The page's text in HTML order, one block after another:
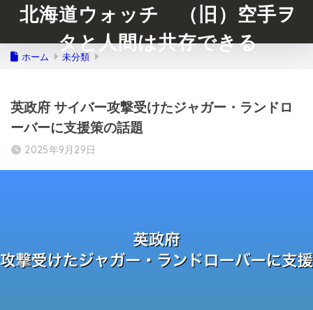
北海道ウォッチ （旧）空手ヲ
タと人間は共存できる
ホーム 未分類
英政府 サイバー攻撃受けたジャガー・ランドロ
ーバーに支援策の話題
2025年9月29日